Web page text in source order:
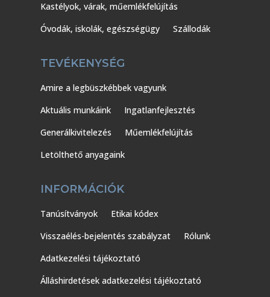
Kastélyok, várak, műemlékfelújítás
Óvodák, iskolák, egészségügy
Szállodák
TEVÉKENYSÉG
Amire a legbüszkébbek vagyunk
Aktuális munkáink
Ingatlanfejlesztés
Generálkivitelezés
Műemlékfelújítás
Letölthető anyagaink
INFORMÁCIÓK
Tanúsítványok
Etikai kódex
Visszaélés-bejelentés szabályzat
Rólunk
Adatkezelési tájékoztató
Álláshirdetések adatkezelési tájékoztató